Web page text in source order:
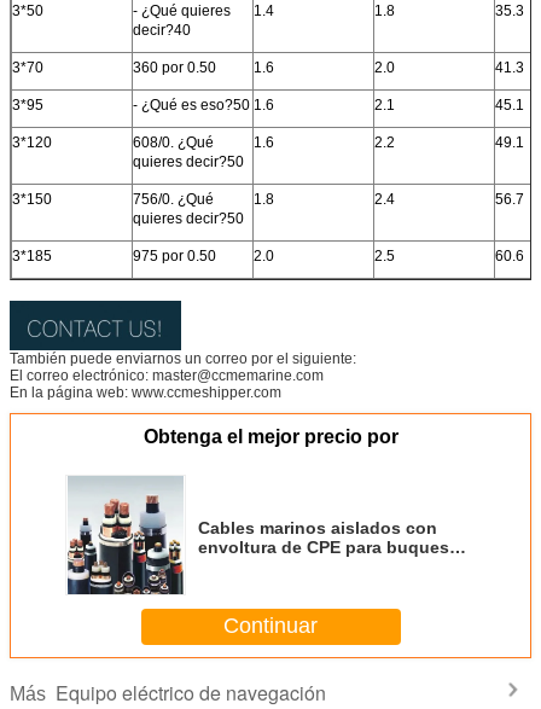
3*50
- ¿Qué quieres
decir?40
1.4 1.8 35.3
3*70 360 por 0.50 1.6 2.0 41.3
3*95 - ¿Qué es eso?50 1.6 2.1 45.1
3*120
608/0. ¿Qué
quieres decir?50
1.6 2.2 49.1
3*150
756/0. ¿Qué
quieres decir?50
1.8 2.4 56.7
3*185 975 por 0.50 2.0 2.5 60.6
También puede enviarnos un correo por el siguiente:
El correo electrónico: master@ccmemarine.com
En la página web: www.ccmeshipper.com
Obtenga el mejor precio por
Cables marinos aislados con
envoltura de CPE para buques
Continuar
Más Equipo eléctrico de navegación